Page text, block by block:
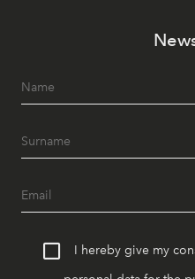
I hereby give my